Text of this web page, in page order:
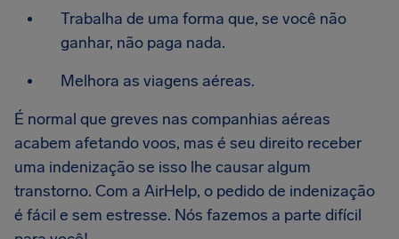
Trabalha de uma forma que, se você não
ganhar, não paga nada.
Melhora as viagens aéreas.
É normal que greves nas companhias aéreas
acabem afetando voos, mas é seu direito receber
uma indenização se isso lhe causar algum
transtorno. Com a AirHelp, o pedido de indenização
é fácil e sem estresse. Nós fazemos a parte difícil